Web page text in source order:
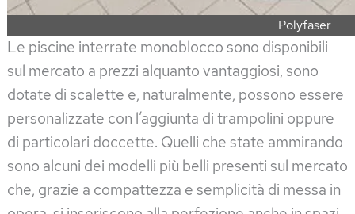
Polyfaser
Le piscine interrate monoblocco sono disponibili
sul mercato a prezzi alquanto vantaggiosi, sono
dotate di scalette e, naturalmente, possono essere
personalizzate con l’aggiunta di trampolini oppure
di particolari doccette. Quelli che state ammirando
sono alcuni dei modelli più belli presenti sul mercato
che, grazie a compattezza e semplicità di messa in